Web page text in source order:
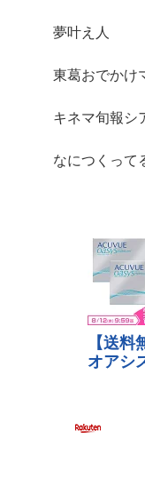
夢叶え人
東葛おでかけ
キネマ旬報シ
なにつくって